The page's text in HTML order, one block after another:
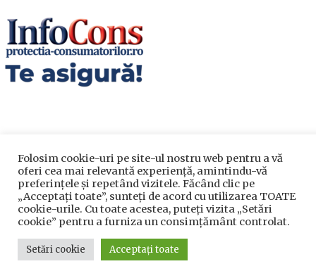
Utile
Utile
Telefoane utile
Folosim cookie-uri pe site-ul nostru web pentru a vă
oferi cea mai relevantă experiență, amintindu-vă
preferințele și repetând vizitele. Făcând clic pe
„Acceptați toate”, sunteți de acord cu utilizarea TOATE
cookie-urile. Cu toate acestea, puteți vizita „Setări
cookie” pentru a furniza un consimțământ controlat.
Setări cookie Acceptați toate